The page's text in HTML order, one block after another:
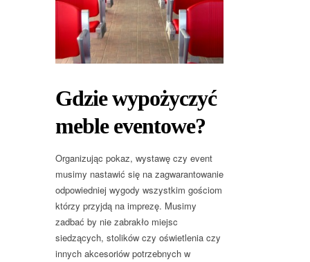
Gdzie wypożyczyć
meble eventowe?
Organizując pokaz, wystawę czy event
musimy nastawić się na zagwarantowanie
odpowiedniej wygody wszystkim gościom
którzy przyjdą na imprezę. Musimy
zadbać by nie zabrakło miejsc
siedzących, stolików czy oświetlenia czy
innych akcesoriów potrzebnych w